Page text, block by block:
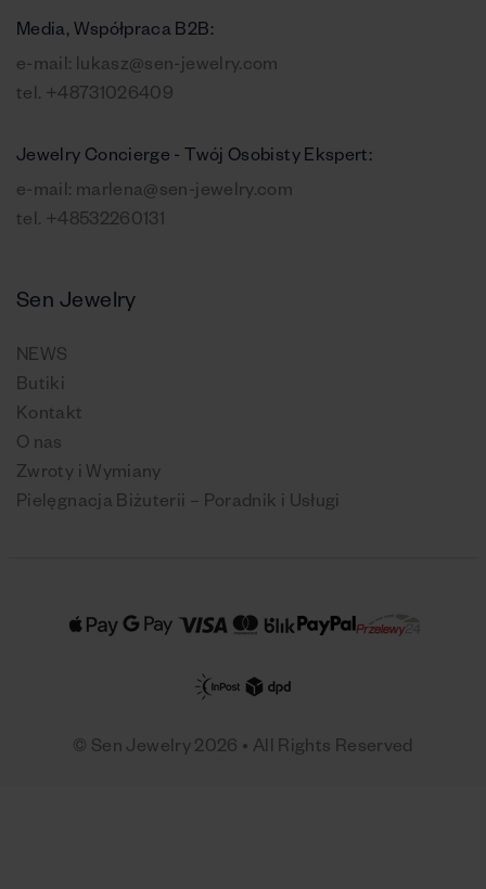
Media, Współpraca B2B:
e-mail: lukasz@sen-jewelry.com
tel. +48731026409
Jewelry Concierge - Twój Osobisty Ekspert:
e-mail: marlena@sen-jewelry.com
tel. +48532260131
Sen Jewelry
NEWS
Butiki
Kontakt
O nas
Zwroty i Wymiany
Pielęgnacja Biżuterii – Poradnik i Usługi
© Sen Jewelry 2026 • All Rights Reserved